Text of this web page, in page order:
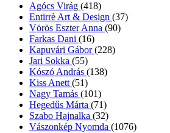
Agócs Virág (418)
Entirrè Art & Design (37)
Vörös Eszter Anna (90)
Farkas Dani (16)
Kapuvári Gábor(228)
Jari Sokka (55)
Kószó András (138)
Kiss Anett (51)
Nagy Tamás (101)
Hegedűs Márta (71)
Szabo Hajnalka (32)
Vászonkép Nyomda (1076)